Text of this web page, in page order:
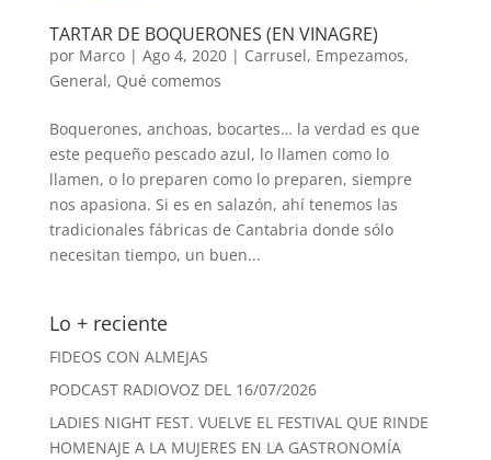
TARTAR DE BOQUERONES (EN VINAGRE)
por Marco| Ago 4, 2020| Carrusel, Empezamos,
General, Qué comemos
Boquerones, anchoas, bocartes… la verdad es que
este pequeño pescado azul, lo llamen como lo
llamen, o lo preparen como lo preparen, siempre
nos apasiona. Si es en salazón, ahí tenemos las
tradicionales fábricas de Cantabria donde sólo
necesitan tiempo, un buen...
Lo + reciente
FIDEOS CON ALMEJAS
PODCAST RADIOVOZ DEL 16/07/2026
LADIES NIGHT FEST. VUELVE EL FESTIVAL QUE RINDE
HOMENAJE A LA MUJERES EN LA GASTRONOMÍA